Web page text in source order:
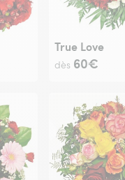
True Love
dès 60€